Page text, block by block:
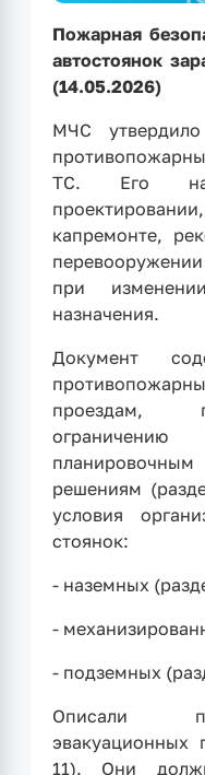
Пожарная
автостоянок
(14.05.2026)
МЧС
ТС. Его
капремонте,
при
назначения.
Документ
проездам,
ограничению
решениям
условия
стоянок:
- наземных
-
- подземных
Описали
эвакуационных
11). Они